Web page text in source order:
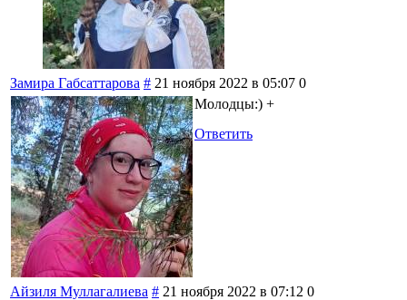
Замира Габсаттарова # 21 ноября 2022 в 05:07 0
Молодцы:) +
Ответить
Айзиля Муллагалиева # 21 ноября 2022 в 07:12 0